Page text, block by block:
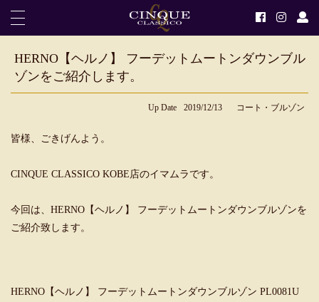
HERNO【ヘルノ】 フーデットムートンダウンブル
ゾンをご紹介します。
Up Date 2019/12/13 コート・ブルゾン
皆様、ごきげんよう。
CINQUE CLASSICO KOBE店のイマムラです。
今回は、HERNO【ヘルノ】 フーデットムートンダウンブルゾンを
ご紹介致します。
HERNO【ヘルノ】 フーデットムートンダウンブルゾン PL0081U